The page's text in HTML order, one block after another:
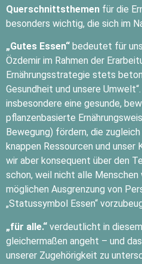
Querschnittsthemen für die
besonders wichtig, die sich im
„Gutes Essen“ bedeutet für
Özdemir im Rahmen der
Ernährungsstrategie stets
Gesundheit und unsere
insbesondere eine gesunde,
pflanzenbasierte
Bewegung) fördern, die
knappen Ressourcen und unser
wir aber konsequent über den
schon, weil nicht alle
möglichen Ausgrenzung von
„Statussymbol Essen“
„für alle.“ verdeutlicht in
gleichermaßen angeht – und
unserer Zugehörigkeit zu